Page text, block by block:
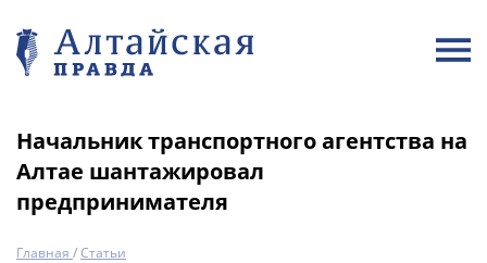
Начальник транспортного агентства на
Алтае шантажировал
предпринимателя
Главная /Статьи